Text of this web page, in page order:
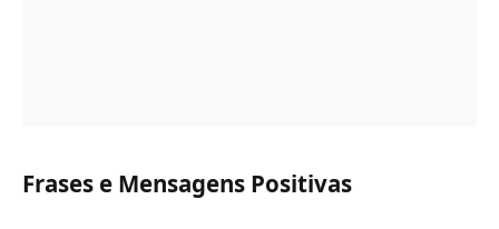
Frases e Mensagens Positivas